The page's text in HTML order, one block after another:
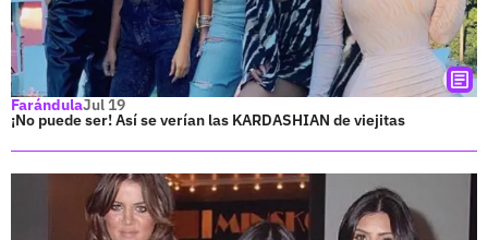
FarándulaJul 19
¡No puede ser! Así se verían las KARDASHIAN de viejitas